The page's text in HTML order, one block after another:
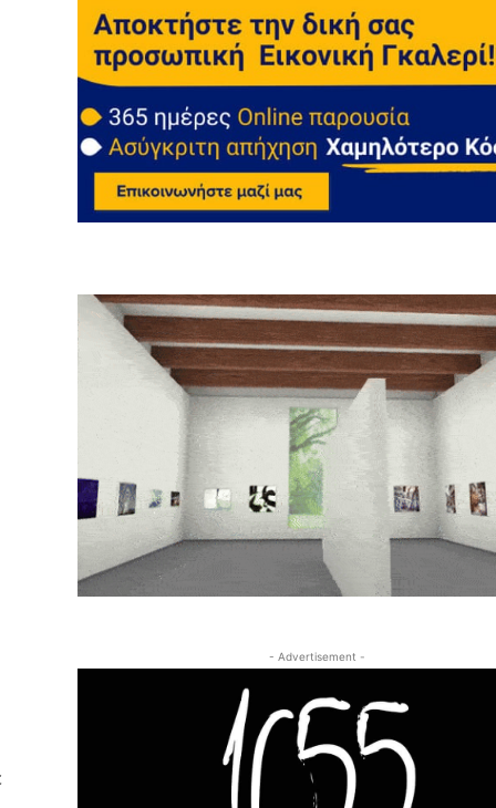
- Advertisement -